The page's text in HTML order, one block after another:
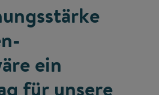
ein
für unsere